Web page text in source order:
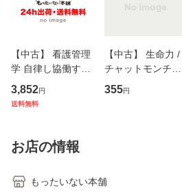
【中古】 看護管理
学 自律し協働する
専門職の看護マネ
ジメントスキル 改
恵 藤本幸三 / 南江
堂 [単行
3,852円
送料無料
【中古】 生命力 /
チャットモンチー /
キューンレコード
[CD]【メール便送
355円
お店の情報
もったいない本舗